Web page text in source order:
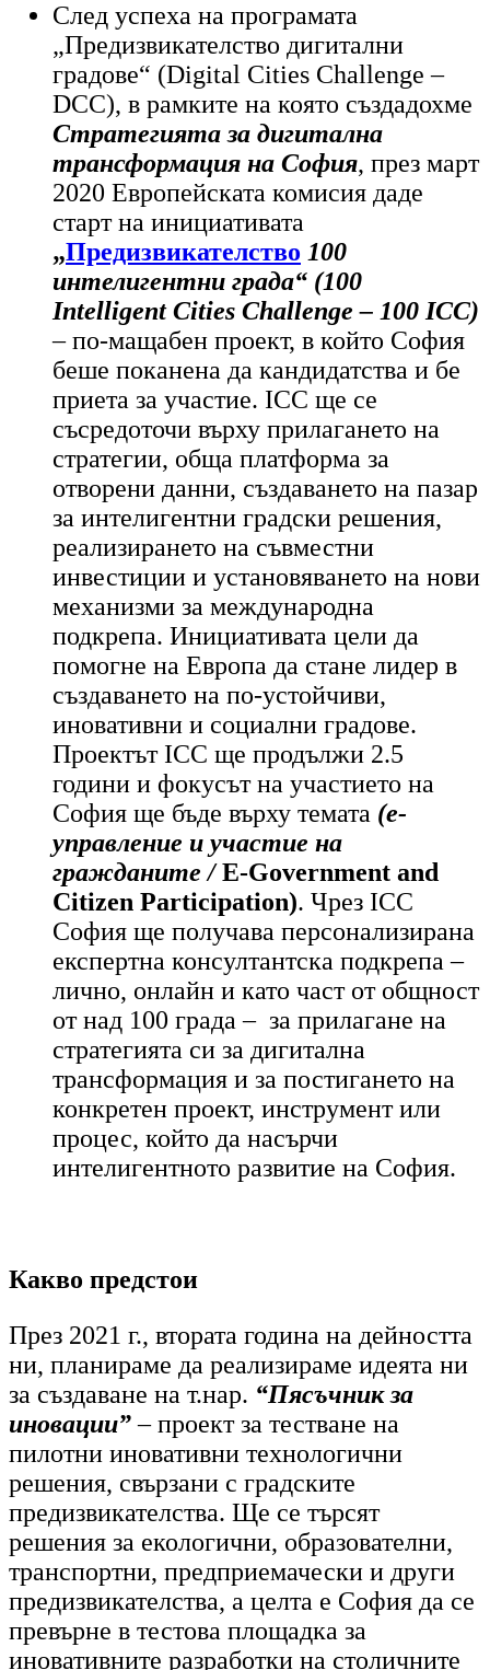
След успеха на програмата
„Предизвикателство дигитални
градове“ (Digital Cities Challenge –
DCC), в рамките на която създадохме
Стратегията за дигитална
трансформация на София, през март
2020 Европейската комисия даде
старт на инициативата
„Предизвикателство 100
интелигентни града“ (100
Intelligent Cities Challenge – 100 ICC)
– по-мащабен проект, в който София
беше поканена да кандидатства и бе
приета за участие. ICC ще се
съсредоточи върху прилагането на
стратегии, обща платформа за
отворени данни, създаването на пазар
за интелигентни градски решения,
реализирането на съвместни
инвестиции и установяването на нови
механизми за международна
подкрепа. Инициативата цели да
помогне на Европа да стане лидер в
създаването на по-устойчиви,
иновативни и социални градове.
Проектът ICC ще продължи 2.5
години и фокусът на участието на
София ще бъде върху темата (е-
управление и участие на
гражданите /Е-Government and
Citizen Participation). Чрез ICC
София ще получава персонализирана
експертна консултантска подкрепа –
лично, онлайн и като част от общност
от над 100 града – за прилагане на
стратегията си за дигитална
трансформация и за постигането на
конкретен проект, инструмент или
процес, който да насърчи
интелигентното развитие на София.
Какво предстои
През 2021 г., втората година на дейността
ни, планираме да реализираме идеята ни
за създаване на т.нар. “Пясъчник за
иновации”– проект за тестване на
пилотни иновативни технологични
решения, свързани с градските
предизвикателства. Ще се търсят
решения за екологични, образователни,
транспортни, предприемачески и други
предизвикателства, а целта е София да се
превърне в тестова площадка за
иновативните разработки на столичните